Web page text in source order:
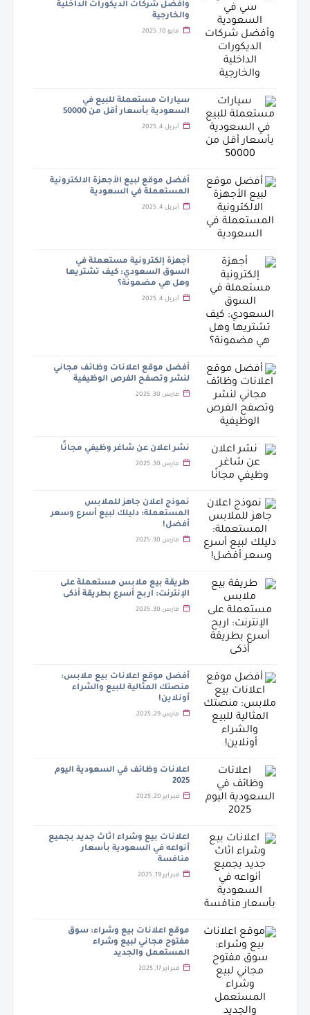
وأفضل شركات الديكورات الداخلية
والخارجية
مايو 10, 2025
سيارات مستعملة للبيع في
السعودية بأسعار أقل من 50000
أبريل 4, 2025
أفضل موقع لبيع الأجهزة الالكترونية
المستعملة في السعودية
أبريل 4, 2025
أجهزة إلكترونية مستعملة في
السوق السعودي: كيف تشتريها
وهل هي مضمونة؟
أبريل 4, 2025
أفضل موقع اعلانات وظائف مجاني
لنشر وتصفح الفرص الوظيفية
مارس 30, 2025
نشر اعلان عن شاغر وظيفي مجانًا
مارس 30, 2025
نموذج اعلان جاهز للملابس
المستعملة: دليلك لبيع أسرع وسعر
أفضل!
مارس 30, 2025
طريقة بيع ملابس مستعملة على
الإنترنت: اربح أسرع بطريقة أذكى
مارس 30, 2025
أفضل موقع اعلانات بيع ملابس:
منصتك المثالية للبيع والشراء
أونلاين!
مارس 29, 2025
اعلانات وظائف في السعودية اليوم
2025
فبراير 20, 2025
اعلانات بيع وشراء اثاث جديد بجميع
أنواعه في السعودية بأسعار
منافسة
فبراير 19, 2025
موقع اعلانات بيع وشراء: سوق
مفتوح مجاني لبيع وشراء
المستعمل والجديد
فبراير 17, 2025